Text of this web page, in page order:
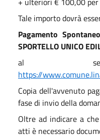
Tale importo dovrà
Pagamento
SPORTELLO UNICO
al
https://
Copia dell'avvenuto
fase di invio della
Oltre ad indicare a
atti è necessario